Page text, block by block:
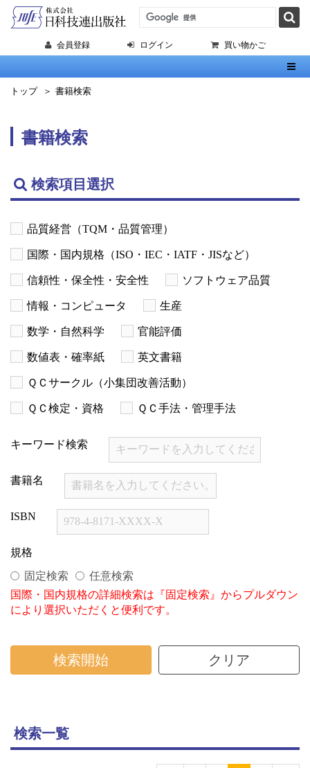
会員登録 ログイン 買い物かご
トップ 書籍検索
書籍検索
検索項目選択
品質経営（TQM・品質管理）
国際・国内規格（ISO・IEC・IATF・JISなど）
信頼性・保全性・安全性 ソフトウェア品質
情報・コンピュータ 生産
数学・自然科学 官能評価
数値表・確率紙 英文書籍
ＱＣサークル（小集団改善活動）
ＱＣ検定・資格 ＱＣ手法・管理手法
キーワード検索
書籍名
ISBN
規格
固定検索
任意検索
国際・国内規格の詳細検索は『固定検索』からプルダウン
により選択いただくと便利です。
検索開始 クリア
検索一覧